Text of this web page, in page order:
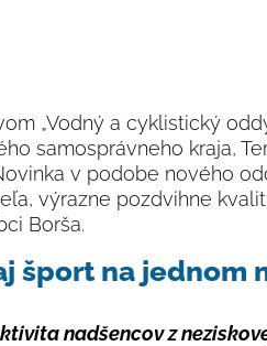
„Vodný a cyklistický
samosprávneho kraja,
v podobe nového
výrazne pozdvihne
Borša.
šport na jednom
nadšencov z